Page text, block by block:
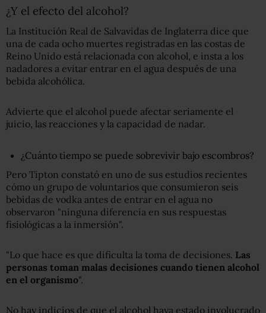
¿Y el efecto del alcohol?
La Institución Real de Salvavidas de Inglaterra dice que
una de cada ocho muertes registradas en las costas de
Reino Unido está relacionada con alcohol, e insta a los
nadadores a evitar entrar en el agua después de una
bebida alcohólica.
Advierte que el alcohol puede afectar seriamente el
juicio, las reacciones y la capacidad de nadar.
¿Cuánto tiempo se puede sobrevivir bajo escombros?
Pero Tipton constató en uno de sus estudios recientes
cómo un grupo de voluntarios que consumieron seis
bebidas de vodka antes de entrar en el agua no
observaron "ninguna diferencia en sus respuestas
fisiológicas a la inmersión".
"Lo que hace es que dificulta la toma de decisiones. Las
personas toman malas decisiones cuando tienen alcohol
en el organismo".
No hay indicios de que el alcohol haya estado involucrado